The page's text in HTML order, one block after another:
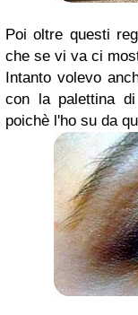
Poi oltre questi
che se vi va ci
Intanto volevo
con la palettina
poichè l'ho su da